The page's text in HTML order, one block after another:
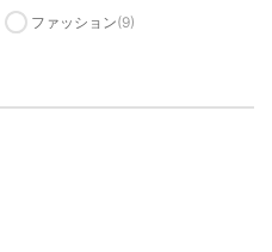
ファッション(9)